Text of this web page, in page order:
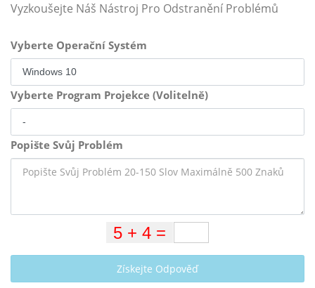
Vyzkoušejte Náš Nástroj Pro Odstranění Problémů
Vyberte Operační Systém
Vyberte Program Projekce (Volitelně)
Popište Svůj Problém
Získejte Odpověď